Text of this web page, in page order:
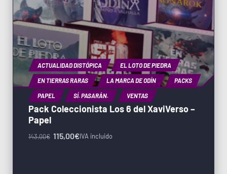
ACTUALIDAD DISTÓPICA EL LOTO DE PIEDRA
EN TIERRAS RARAS LA MARCA DE ODÍN PACKS
PAPEL SÍ. PASARÁN. VENTAS
Pack Coleccionista Los 6 del XaviVerso –
Papel
143,00€ 115,00€IVA incluido